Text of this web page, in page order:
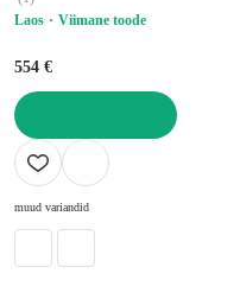
Laos
Viimane toode
554 €
LISA OSTUKORVI
muud variandid